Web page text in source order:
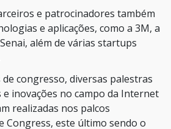
e patrocinadores também
e aplicações, como a 3M, a
além de várias startups
congresso, diversas palestras
e inovações no campo da Internet
realizadas nos palcos
Congress, este último sendo o